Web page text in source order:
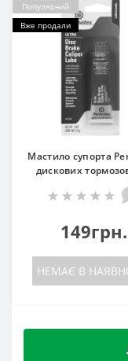
Популярний
Вже продали
Мастило супорта
дискових
149грн.
НЕМАЄ В